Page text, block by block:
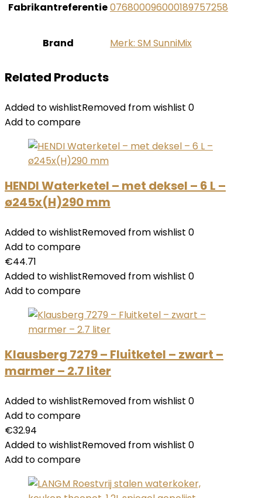
Fabrikantreferentie‎076800096000189757258
Brand Merk: SM SunniMix
Related Products
Added to wishlistRemoved from wishlist 0
Add to compare
HENDI Waterketel – met deksel – 6 L –
ø245x(H)290 mm
Added to wishlistRemoved from wishlist 0
Add to compare
€44.71
Added to wishlistRemoved from wishlist 0
Add to compare
Klausberg 7279 – Fluitketel – zwart –
marmer – 2.7 liter
Added to wishlistRemoved from wishlist 0
Add to compare
€32.94
Added to wishlistRemoved from wishlist 0
Add to compare